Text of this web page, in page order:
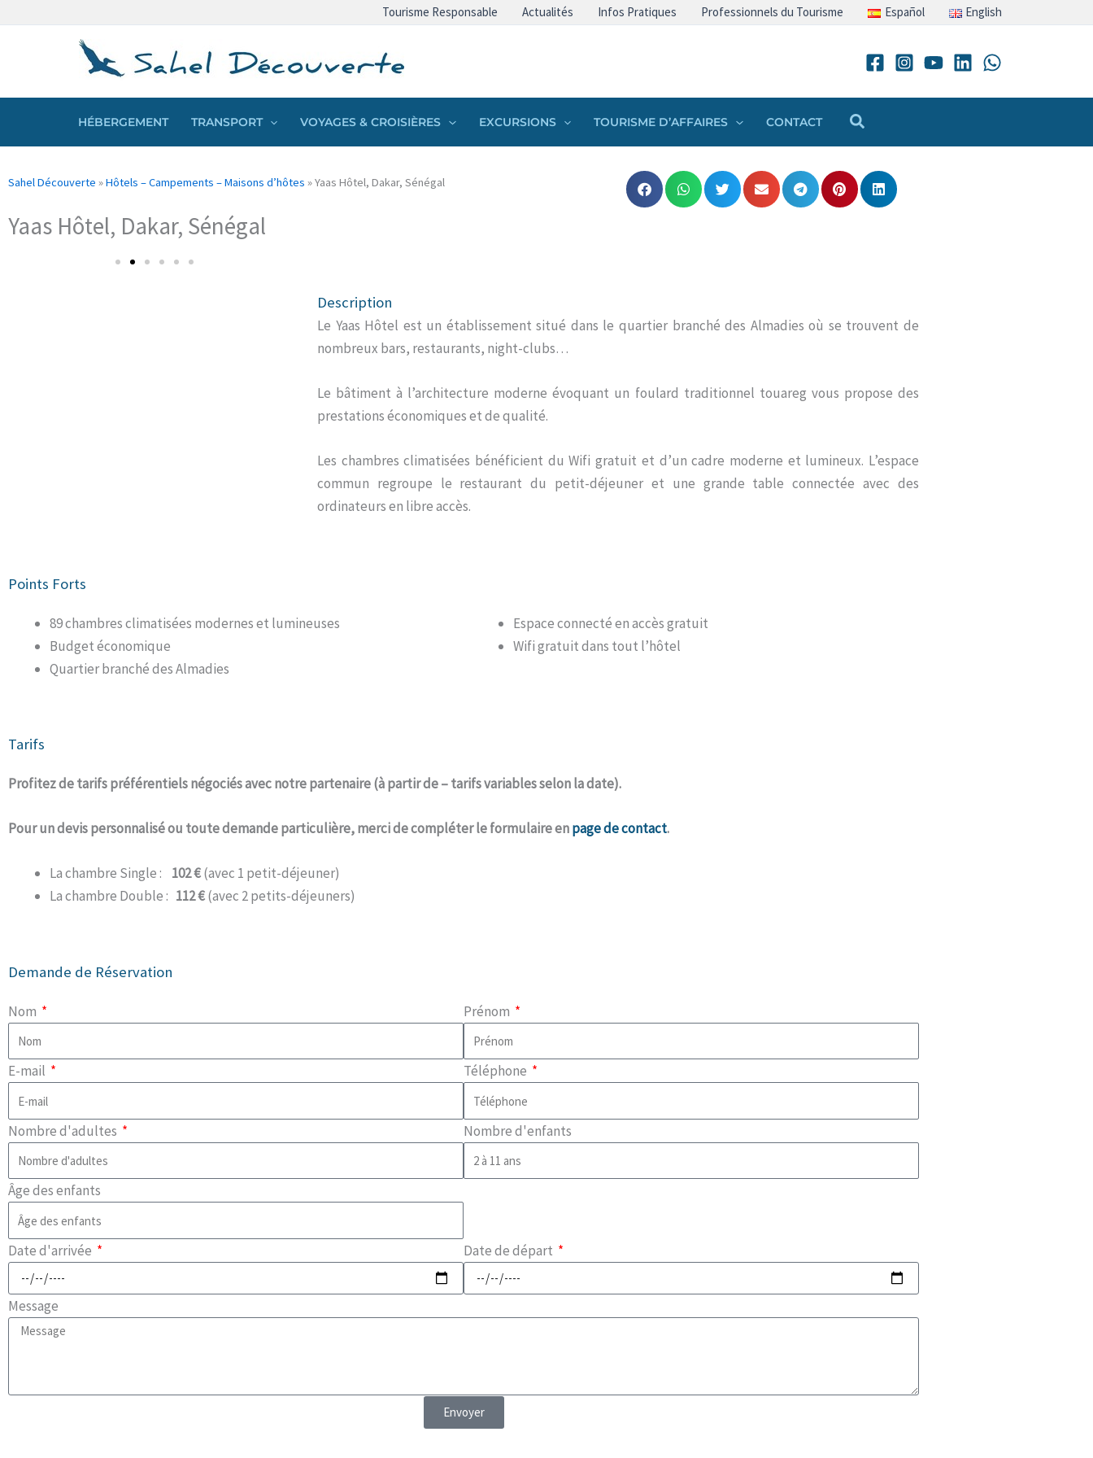
Tourisme Responsable Actualités Infos Pratiques Professionnels du Tourisme Español English
HÉBERGEMENT TRANSPORT VOYAGES & CROISIÈRES EXCURSIONS TOURISME D’AFFAIRES CONTACT Rechercher
Sahel Découverte »Hôtels – Campements – Maisons d’hôtes »Yaas Hôtel, Dakar, Sénégal
Yaas Hôtel, Dakar, Sénégal
Description
Le Yaas Hôtel est un établissement situé dans le quartier branché des Almadies où se trouvent de
nombreux bars, restaurants, night-clubs…
Le bâtiment à l’architecture moderne évoquant un foulard traditionnel touareg vous propose des
prestations économiques et de qualité.
Les chambres climatisées bénéficient du Wifi gratuit et d’un cadre moderne et lumineux. L’espace
commun regroupe le restaurant du petit-déjeuner et une grande table connectée avec des
ordinateurs en libre accès.
Points Forts
89 chambres climatisées modernes et lumineuses
Budget économique
Quartier branché des Almadies
Espace connecté en accès gratuit
Wifi gratuit dans tout l’hôtel
Tarifs
Profitez de tarifs préférentiels négociés avec notre partenaire (à partir de – tarifs variables selon la date).
Pour un devis personnalisé ou toute demande particulière, merci de compléter le formulaire enpage de contact.
La chambre Single : 102 €(avec 1 petit-déjeuner)
La chambre Double : 112 €(avec 2 petits-déjeuners)
Demande de Réservation
Nom Prénom
E-mail Téléphone
Nombre d'adultes Nombre d'enfants
Âge des enfants
Date d'arrivée Date de départ
Message
Envoyer